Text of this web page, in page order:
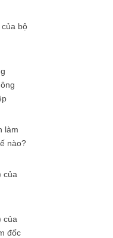
của bộ
làm
nào?
của
của
đốc